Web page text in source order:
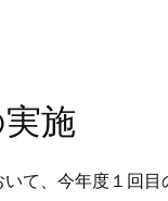
施
て、今年度１回目